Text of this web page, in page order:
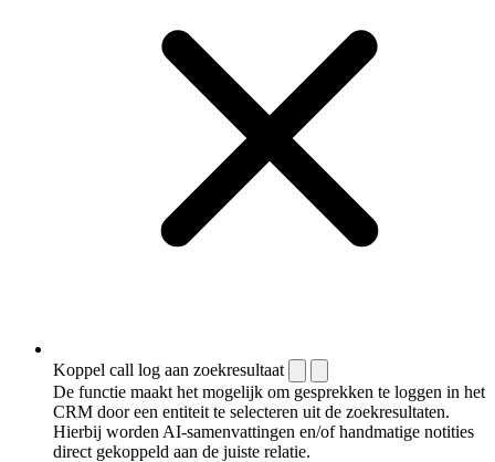
Koppel call log aan zoekresultaat
De functie maakt het mogelijk om gesprekken te loggen in het
CRM door een entiteit te selecteren uit de zoekresultaten.
Hierbij worden AI-samenvattingen en/of handmatige notities
direct gekoppeld aan de juiste relatie.